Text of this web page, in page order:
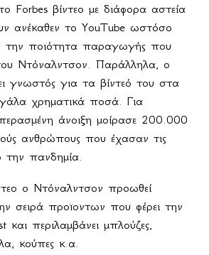
Forbes βίντεο με διάφορα αστεία
ανέκαθεν το YouTube ωστόσο
την ποιότητα παραγωγής που
Ντόναλντσον. Παράλληλα, ο
γνωστός για τα βίντεό του στα
χρηματικά ποσά. Για
άνοιξη μοίρασε 200.000
ανθρώπους που έχασαν τις
την πανδημία.
ο Ντόναλντσον προωθεί
σειρά προϊοντων που φέρει την
και περιλαμβάνει μπλούζες,
κούπες κ.α.